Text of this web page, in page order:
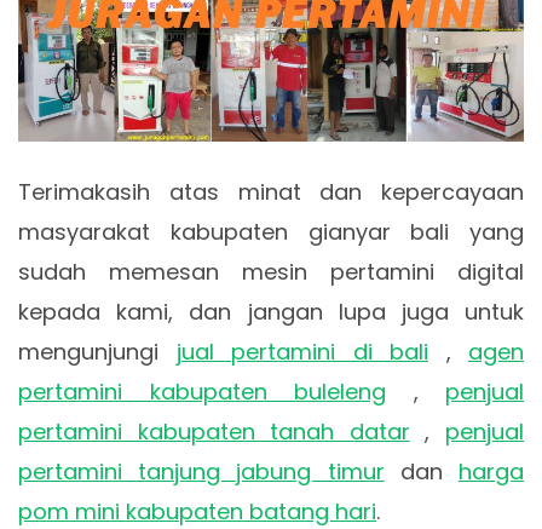
Terimakasih atas minat dan kepercayaan
masyarakat kabupaten gianyar bali yang
sudah memesan mesin pertamini digital
kepada kami, dan jangan lupa juga untuk
mengunjungi jual pertamini di bali , agen
pertamini kabupaten buleleng , penjual
pertamini kabupaten tanah datar , penjual
pertamini tanjung jabung timur dan harga
pom mini kabupaten batang hari.